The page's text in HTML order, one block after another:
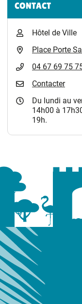
CONTACT
Hôtel de Ville
Place Porte
04 67 69 75
Contacter
Du lundi au
14h00 à
19h.